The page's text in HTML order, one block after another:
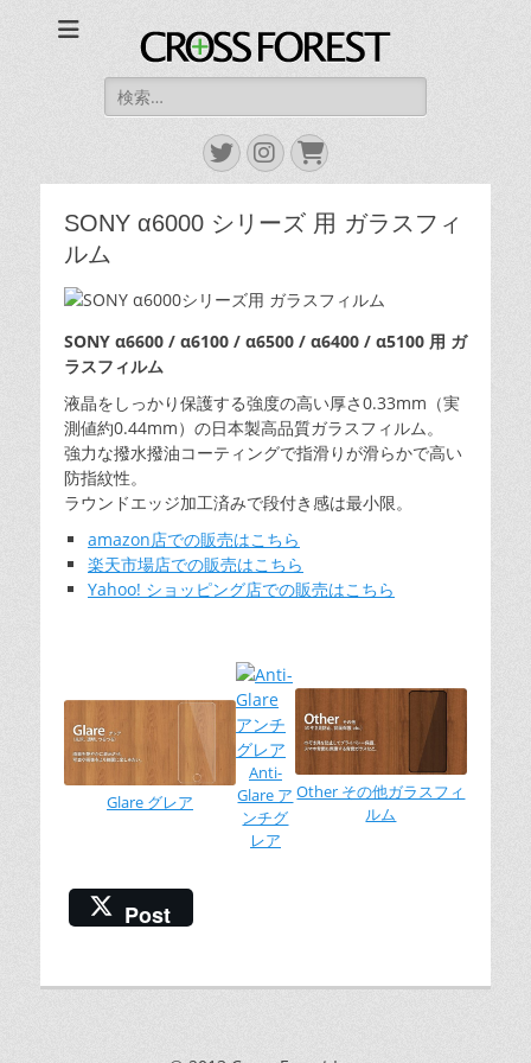
CROSS FOREST
デジタルとアナログの素敵な融合を
検
索:
Twitter
Instagram
お
買
物
SONY α6000 シリーズ 用 ガラスフィ
ルム
SONY α6600 / α6100 / α6500 / α6400 / α5100 用 ガ
ラスフィルム
液晶をしっかり保護する強度の高い厚さ0.33mm（実
測値約0.44mm）の日本製高品質ガラスフィルム。
強力な撥水撥油コーティングで指滑りが滑らかで高い
防指紋性。
ラウンドエッジ加工済みで段付き感は最小限。
amazon店での販売はこちら
楽天市場店での販売はこちら
Yahoo! ショッピング店での販売はこちら
Glare グレア
Anti-
Glare ア
ンチグ
レア
Other その他ガラスフィ
ルム
Post